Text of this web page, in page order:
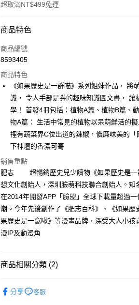
超取滿NT$499免運
付款方式
信用卡一次付款
運送方式
付款後全家取貨
每筆NT$60，滿NT$499(含以上)免運費
付款後7-11取貨
每筆NT$60，滿NT$499(含以上)免運費
宅配
每筆NT$100，滿NT$499(含以上)免運費
商品特色
商品編號
8593405
商品特色
《如果歷史是一群喵》系列姐妹作品， 將
識， 令人手部是券的趣味知識圖文書， 讓
學！ 首發4冊包括：植物A篇、植物B篇、
物A篇： 生活中常見的植物以呆萌鮮活的
裡有蔬菜界C位出道的辣椒，價廉味美的
下神壇的香濃可哥
銷售重點
肥志 超暢銷歷史兒少讀物《如果歷史是一
想文化創始人，深圳臉萌科技聯合創始人。知
在2014年開發APP「臉盟」全球下載量超過
潮。今年先後創作了《肥志百科》、《如果歷
果歷史是一窩啾》等漫畫品牌，深受大人小孩
漫IP及動漫角
商品相關分類 (2)
分享 客服